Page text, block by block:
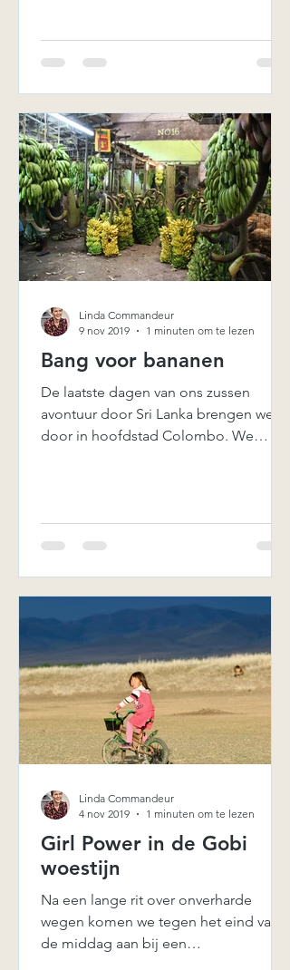
Bang voor bananen
De laatste dagen van ons zussen
avontuur door Sri Lanka brengen we
door in hoofdstad Colombo. We
Linda Commandeur
9 nov 2019
1 minuten om te lezen
Girl Power in de Gobi
woestijn
Na een lange rit over onverharde
wegen komen we tegen het eind van
de middag aan bij een
Linda Commandeur
4 nov 2019
1 minuten om te lezen